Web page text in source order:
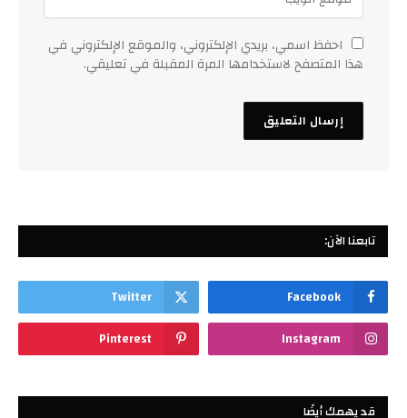
احفظ اسمي، بريدي الإلكتروني، والموقع الإلكتروني في
هذا المتصفح لاستخدامها المرة المقبلة في تعليقي.
تابعنا الآن:
Facebook
Twitter
Instagram
Pinterest
قد يهمك أيضًا